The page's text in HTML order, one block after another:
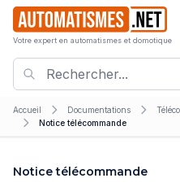
Votre expert en automatismes et domotique
Accueil Documentations
Notice télécommande
Notice télécommande